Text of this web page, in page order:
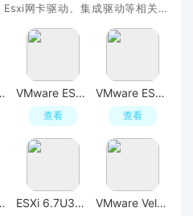
网卡驱动、集成驱动等相关资
驱动镜像包 VMware ESXi 9.0.1.0中文版集成网卡驱动和NVMe驱动&macOS Unlocker
查看
VMware ESXi 6.7U3v集成驱动
查看
成驱动镜像 ESXi 6.7U3v集成网卡驱动定制版 VMware VeloCloud SD-WAN官方版最新版下载